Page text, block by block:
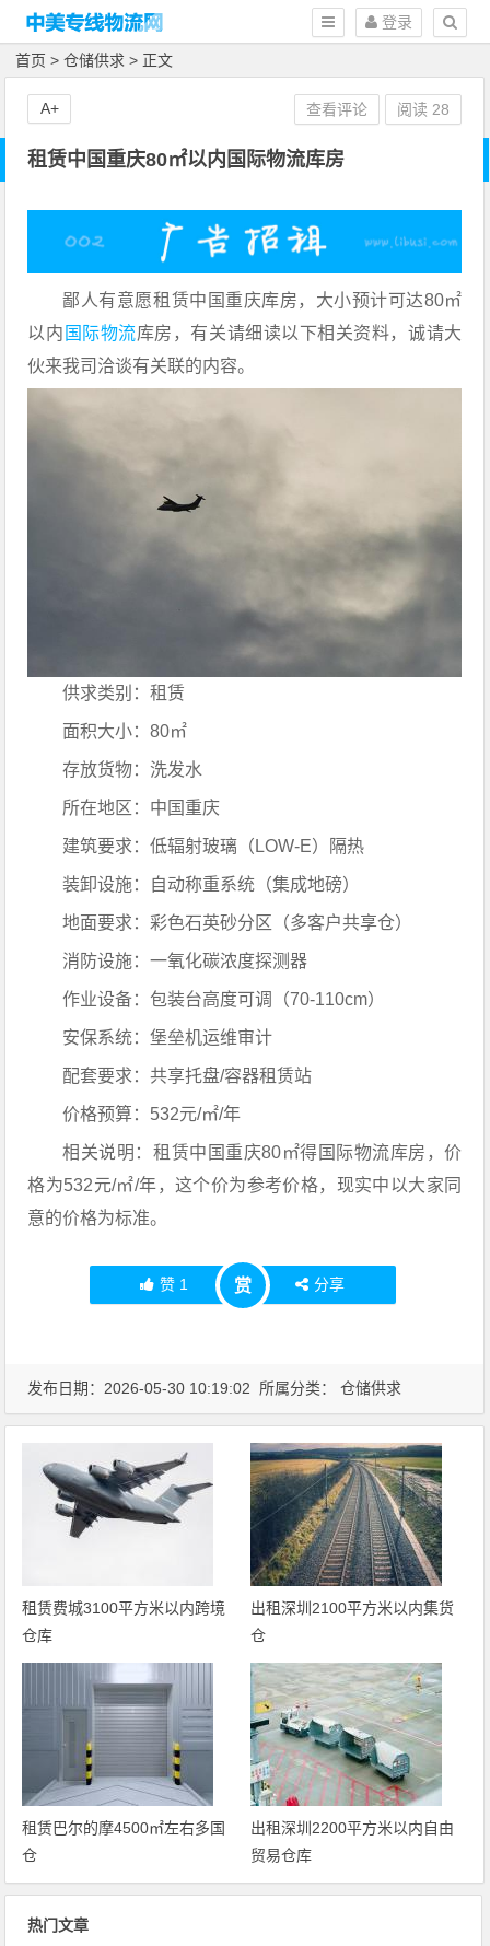
登录
首页 >仓储供求 > 正文
租赁中国重庆80㎡以内国际物流库房
鄙人有意愿租赁中国重庆库房，大小预计可达80㎡
以内 国际物流库房，有关请细读以下相关资料，诚请大
伙来我司洽谈有关联的内容。
供求类别：租赁
面积大小：80㎡
存放货物：洗发水
所在地区：中国重庆
建筑要求：低辐射玻璃（LOW-E）隔热
装卸设施：自动称重系统（集成地磅）
地面要求：彩色石英砂分区（多客户共享仓）
消防设施：一氧化碳浓度探测器
作业设备：包装台高度可调（70-110cm）
安保系统：堡垒机运维审计
配套要求：共享托盘/容器租赁站
价格预算：532元/㎡/年
相关说明：租赁中国重庆80㎡得国际物流库房，价
格为532元/㎡/年，这个价为参考价格，现实中以大家同
意的价格为标准。
赞 1 赏 分享
查看评论 阅读 28
A+
发布日期：2026-05-30 10:19:02 所属分类：仓储供求
租赁费城3100平方米以内跨境
仓库
出租深圳2100平方米以内集货
仓
租赁巴尔的摩4500㎡左右多国
仓
出租深圳2200平方米以内自由
贸易仓库
热门文章